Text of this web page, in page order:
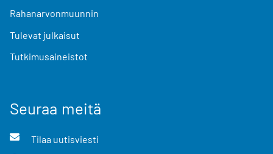
Rahanarvonmuunnin
Tulevat julkaisut
Tutkimusaineistot
Seuraa meitä
Tilaa uutisviesti